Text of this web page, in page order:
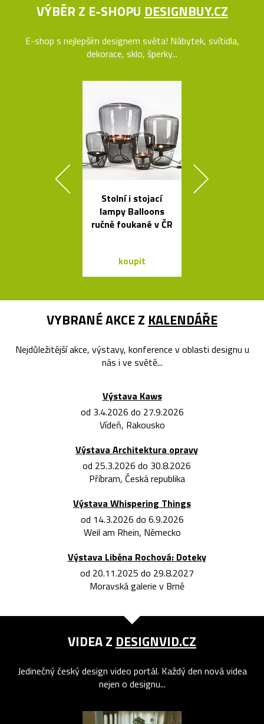
VÝBĚR Z E-SHOPU DESIGNBUY.CZ
E-shop s nejlepším designem světa! Nábytek, svítidla,
dekorace, sklo, šperky...
Stolní i stojací
lampy Balloons
ručně foukané v ČR
koupit
VYBRANÉ AKCE Z KALENDÁŘE
Nejdůležitější akce, výstavy, konference v oblasti designu u
nás i ve světě...
Výstava Kaws
od 3.4.2026 do 27.9.2026
Vídeň, Rakousko
Výstava Architektura opravy
od 25.3.2026 do 30.8.2026
Příbram, Česká republika
Výstava Whispering Things
od 14.3.2026 do 6.9.2026
Weil am Rhein, Německo
Výstava Liběna Rochová: Doteky
od 20.11.2025 do 29.8.2027
Moravská galerie v Brně
VIDEA Z DESIGNVID.CZ
Jedinečný český design video portál. Každý den nová videa
nejen o designu...